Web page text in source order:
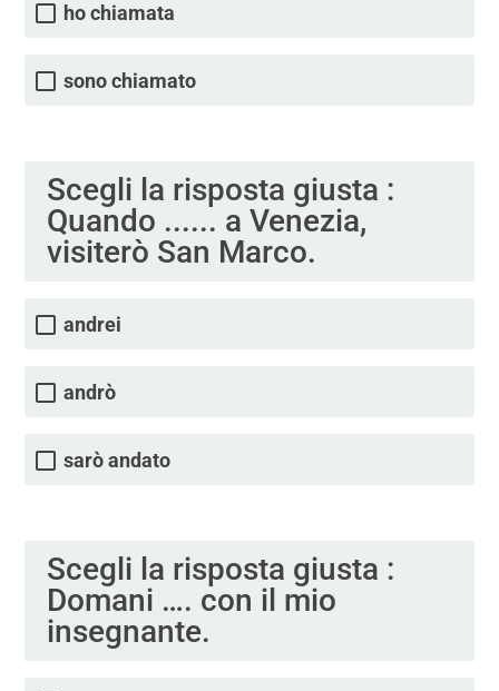
ho chiamata
sono chiamato
Scegli la risposta giusta :
Quando ...... a Venezia,
visiterò San Marco.
andrei
andrò
sarò andato
Scegli la risposta giusta :
Domani …. con il mio
insegnante.